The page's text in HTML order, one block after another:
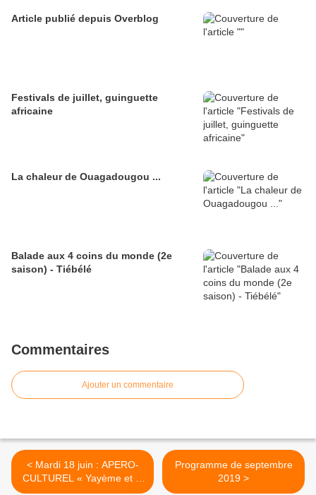
Article publié depuis Overblog
Festivals de juillet, guinguette
africaine
La chaleur de Ouagadougou ...
Balade aux 4 coins du monde (2e
saison) - Tiébélé
Commentaires
Ajouter un commentaire
< Mardi 18 juin : APERO-
CULTUREL « Yayème et le
Sénégal »
Programme de septembre
2019 >